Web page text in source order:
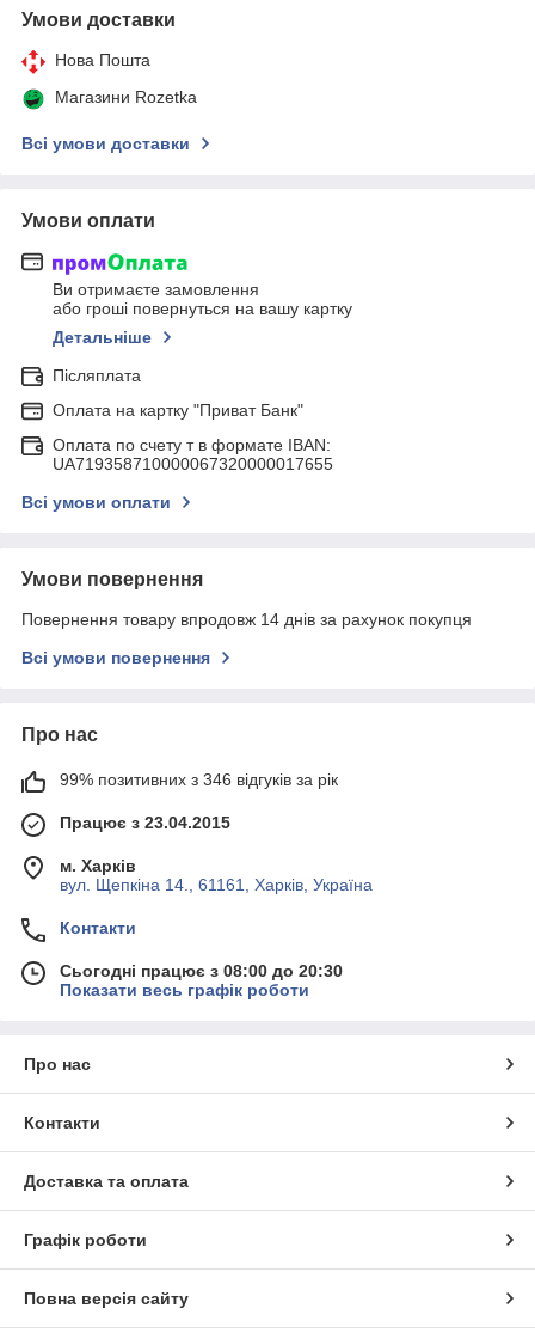
Умови доставки
Нова Пошта
Магазини Rozetka
Всі умови доставки
Умови оплати
Ви отримаєте замовлення
або гроші повернуться на вашу картку
Детальніше
Післяплата
Оплата на картку "Приват Банк"
Оплата по счету т в формате IBAN:
UA719358710000067320000017655
Всі умови оплати
Умови повернення
Повернення товару впродовж 14 днів за рахунок покупця
Всі умови повернення
Про нас
99% позитивних з 346 відгуків за рік
Працює з 23.04.2015
м. Харків
вул. Щепкіна 14., 61161, Харків, Україна
Контакти
Сьогодні працює з 08:00 до 20:30
Показати весь графік роботи
Про нас
Контакти
Доставка та оплата
Графік роботи
Повна версія сайту